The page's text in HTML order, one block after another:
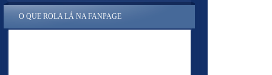
O QUE ROLA LÁ NA FANPAGE